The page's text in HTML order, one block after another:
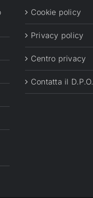
Cookie policy
Privacy policy
Centro privacy
Contatta il D.P.O.